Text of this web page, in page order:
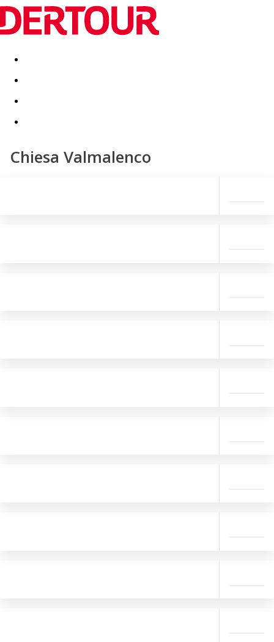
Destinatii Vacanta perfecta OFERTE DE NERATAT
Chiesa Valmalenco